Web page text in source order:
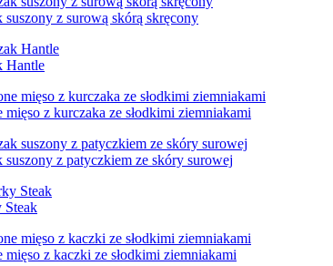
z surową skórą skręcony
Hantle
z kurczaka ze słodkimi ziemniakami
z patyczkiem ze skóry surowej
Steak
z kaczki ze słodkimi ziemniakami